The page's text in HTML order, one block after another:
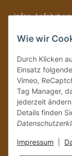
» Infos, Anfahrt
Immer auf dem
Bitte senden Sie mir
jederzeit widerruflich
Wie wir
Durch Klicken
Einsatz
Vimeo,
Tag Manager,
jederzeit
Details finden
Impressum